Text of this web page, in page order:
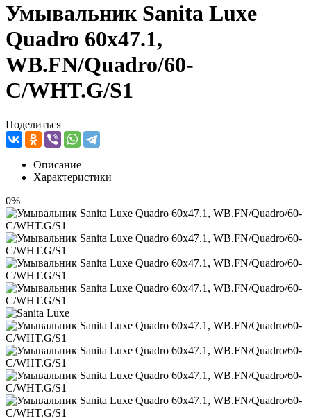
Умывальник Sanita Luxe
Quadro 60x47.1,
WB.FN/Quadro/60-
C/WHT.G/S1
Поделиться
Описание
Характеристики
0%